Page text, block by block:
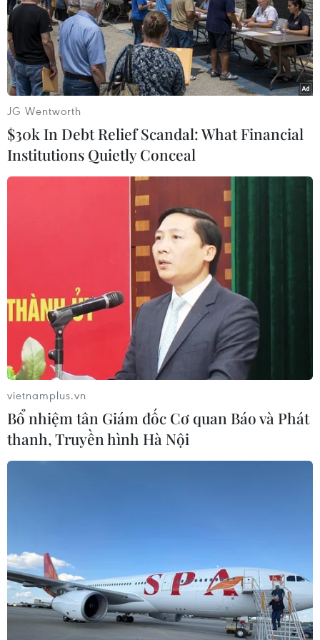
Nga và Cuba cân nhắc sớm tái lập đường
bay thương mại
19/08/2022 04:00
Nga và Cuba đang nỗ lực để tái lập đường bay thương
mại vào mùa Thu- Đông năm nay. Nga là quốc gia duy
nhất duy trì lượng khách du lịch tới Cuba trong thời
điểm dịch COVID-19 diễn biến phức tạp nhất.
JG Wentworth
$30k In Debt Relief Scandal: What Financial
Institutions Quietly Conceal
vietnamplus.vn
Bổ nhiệm tân Giám đốc Cơ quan Báo và Phát
thanh, Truyền hình Hà Nội